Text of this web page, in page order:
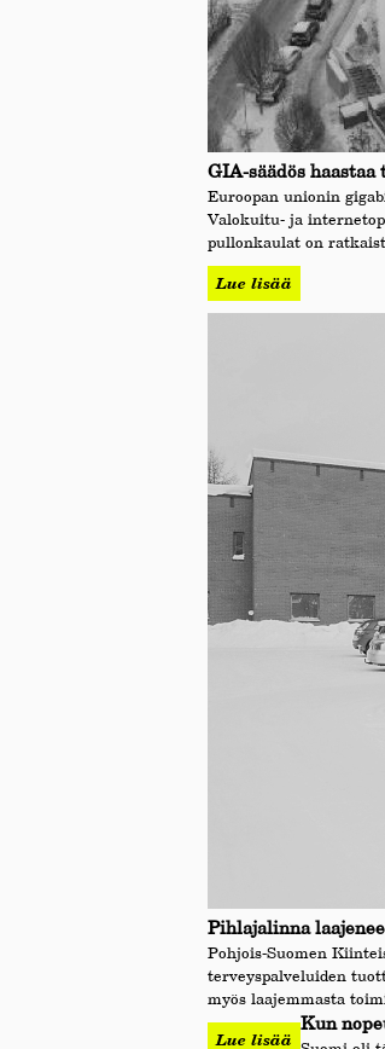
GIA-säädös
Euroopan unionin
Valokuitu- ja
pullonkaulat on
Lue lisää
Pihlajalinna
Pohjois-Suomen
terveyspalveluiden
myös laajemmasta
Lue lisää
Kun